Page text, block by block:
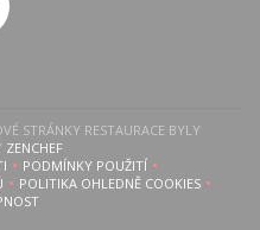
STRÁNKY RESTAURACE BYLY
ZENCHEF((OTEVŘE SE V NOVÉM OKNĚ))
NOVÉM OKNĚ))
PODMÍNKY POUŽITÍ((OTEVŘE SE V NOVÉM
OKNĚ))
POLITIKA OHLEDNĚ COOKIES
((OTEVŘE SE V NOVÉM
SE V NOVÉM OKNĚ))